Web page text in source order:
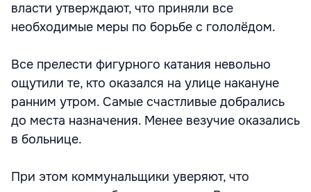
власти утверждают, что приняли все
необходимые меры по борьбе с гололёдом.
Все прелести фигурного катания невольно
ощутили те, кто оказался на улице накануне
ранним утром. Самые счастливые добрались
до места назначения. Менее везучие оказались
в больнице.
При этом коммунальщики уверяют, что